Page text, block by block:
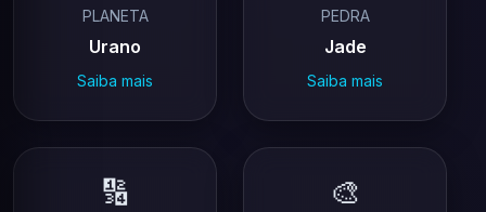
PLANETA
Urano
Saiba mais
PEDRA
Jade
Saiba mais
🔢 🎨